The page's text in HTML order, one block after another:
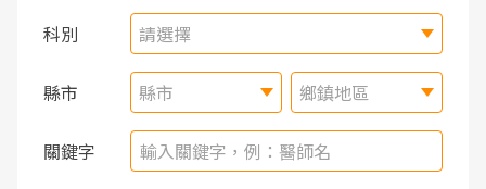
科別 請選擇
縣市 縣市 鄉鎮地區
關鍵字